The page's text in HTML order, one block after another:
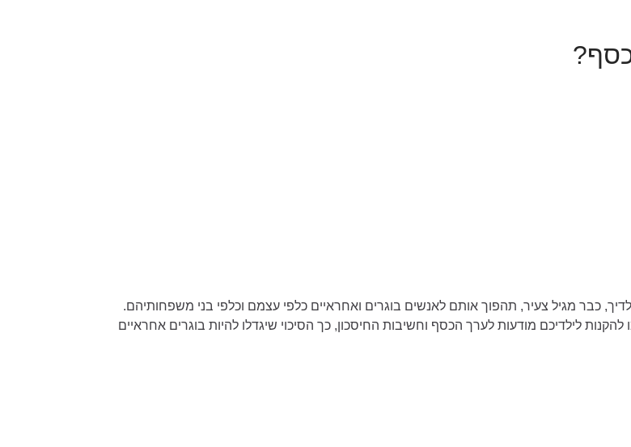
כבר מגיל צעיר, תהפוך אותם לאנשים בוגרים ואחראיים כלפי עצמם וכלפי בני משפחותיהם.
לילדיכם מודעות לערך הכסף וחשיבות החיסכון, כך הסיכוי שיגדלו להיות בוגרים אחראיים